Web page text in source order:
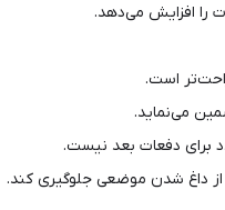
را افزایش می‌دهد.
است.
می‌نماید.
برای دفعات بعد نیست.
داغ شدن موضعی جلوگیری کند.